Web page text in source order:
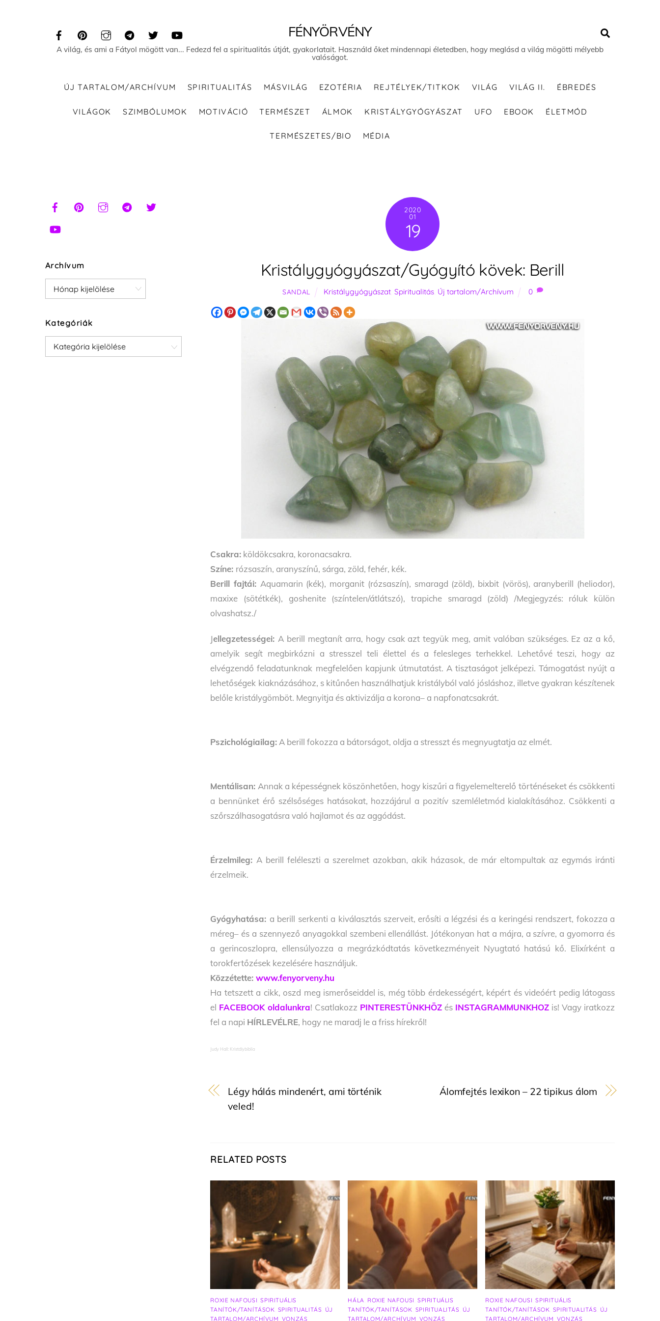
FÉNYÖRVÉNY
A világ, és ami a Fátyol mögött van... Fedezd fel a spiritualitás útját, gyakorlatait. Használd őket mindennapi életedben, hogy meglásd a világ mögötti mélyebb
valóságot.
ÚJ TARTALOM/ARCHÍVUM SPIRITUALITÁS MÁSVILÁG EZOTÉRIA REJTÉLYEK/TITKOK VILÁG VILÁG II. ÉBREDÉS
VILÁGOK SZIMBÓLUMOK MOTIVÁCIÓ TERMÉSZET ÁLMOK KRISTÁLYGYÓGYÁSZAT UFO EBOOK ÉLETMÓD
TERMÉSZETES/BIO MÉDIA
2020
01
19
Kristálygyógyászat/Gyógyító kövek: Berill
SANDAL Kristálygyógyászat, Spiritualitás, Új tartalom/Archívum 0
Csakra: köldökcsakra, koronacsakra.
Színe: rózsaszín, aranyszínű, sárga, zöld, fehér, kék.
Berill fajtái: Aquamarin (kék), morganit (rózsaszín), smaragd (zöld), bixbit (vörös), aranyberill (heliodor),
maxixe (sötétkék), goshenite (színtelen/átlátszó), trapiche smaragd (zöld) /Megjegyzés: róluk külön
olvashatsz./
Jellegzetességei: A berill megtanít arra, hogy csak azt tegyük meg, amit valóban szükséges. Ez az a kő,
amelyik segít megbirkózni a stresszel teli élettel és a felesleges terhekkel. Lehetővé teszi, hogy az
elvégzendő feladatunknak megfelelően kapjunk útmutatást. A tisztaságot jelképezi. Támogatást nyújt a
lehetőségek kiaknázásához, s kitűnően használhatjuk kristályból való jósláshoz, illetve gyakran készítenek
belőle kristálygömböt. Megnyitja és aktivizálja a korona– a napfonatcsakrát.
Pszichológiailag: A berill fokozza a bátorságot, oldja a stresszt és megnyugtatja az elmét.
Mentálisan: Annak a képességnek köszönhetően, hogy kiszűri a figyelemelterelő történéseket és csökkenti
a bennünket érő szélsőséges hatásokat, hozzájárul a pozitív szemléletmód kialakításához. Csökkenti a
szőrszálhasogatásra való hajlamot és az aggódást.
Érzelmileg: A berill feléleszti a szerelmet azokban, akik házasok, de már eltompultak az egymás iránti
érzelmeik.
Gyógyhatása: a berill serkenti a kiválasztás szerveit, erősíti a légzési és a keringési rendszert, fokozza a
méreg– és a szennyező anyagokkal szembeni ellenállást. Jótékonyan hat a májra, a szívre, a gyomorra és
a gerincoszlopra, ellensúlyozza a megrázkódtatás következményeit Nyugtató hatású kő. Elixírként a
torokfertőzések kezelésére használjuk.
Közzétette:www.fenyorveny.hu
Ha tetszett a cikk, oszd meg ismerőseiddel is, még több érdekességért, képért és videóért pedig látogass
el FACEBOOK oldalunkra! Csatlakozz PINTERESTÜNKHÖZ és INSTAGRAMMUNKHOZ is! Vagy iratkozz
fel a napi HÍRLEVÉLRE, hogy ne maradj le a friss hírekről!
Judy Hall: Kristálybiblia
Légy hálás mindenért, ami történik
veled!
Álomfejtés lexikon – 22 tipikus álom
RELATED POSTS
ROXIE NAFOUSI ,SPIRITUÁLIS
TANÍTÓK/TANÍTÁSOK SPIRITUALITÁS ÚJ
TARTALOM/ARCHÍVUM VONZÁS
HÁLA ROXIE NAFOUSI SPIRITUÁLIS
TANÍTÓK/TANÍTÁSOK SPIRITUALITÁS ÚJ
TARTALOM/ARCHÍVUM VONZÁS
ROXIE NAFOUSI ,SPIRITUÁLIS
TANÍTÓK/TANÍTÁSOK SPIRITUALITÁS ÚJ
TARTALOM/ARCHÍVUM VONZÁS
Archívum
Archívum
Kategóriák
Kategóriák